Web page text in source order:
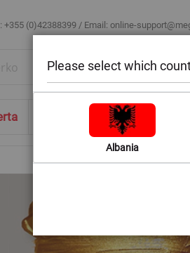
+355 (0)42388399 / Email: online-
Bli sipas ambientit
Please select which
Albania